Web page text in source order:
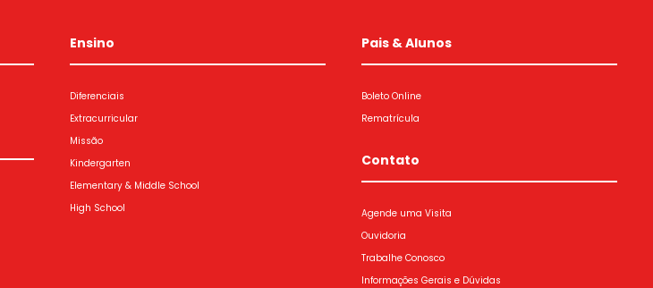
Ensino
Diferenciais
Extracurricular
Missão
Kindergarten
Elementary & Middle School
High School
Pais & Alunos
Boleto Online
Rematrícula
Contato
Agende uma Visita
Ouvidoria
Trabalhe Conosco
Informações Gerais e Dúvidas